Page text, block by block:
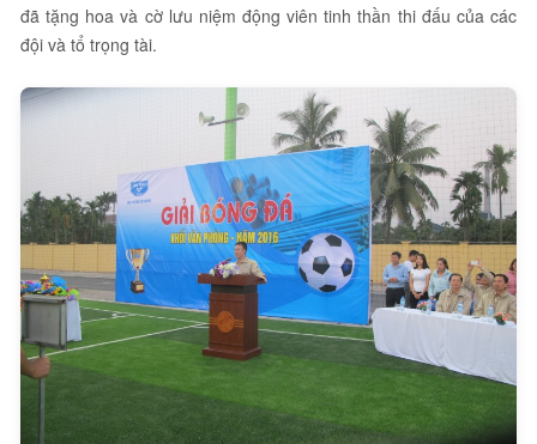
đã tặng hoa và cờ lưu niệm động viên tinh thần thi đấu của các
đội và tổ trọng tài.